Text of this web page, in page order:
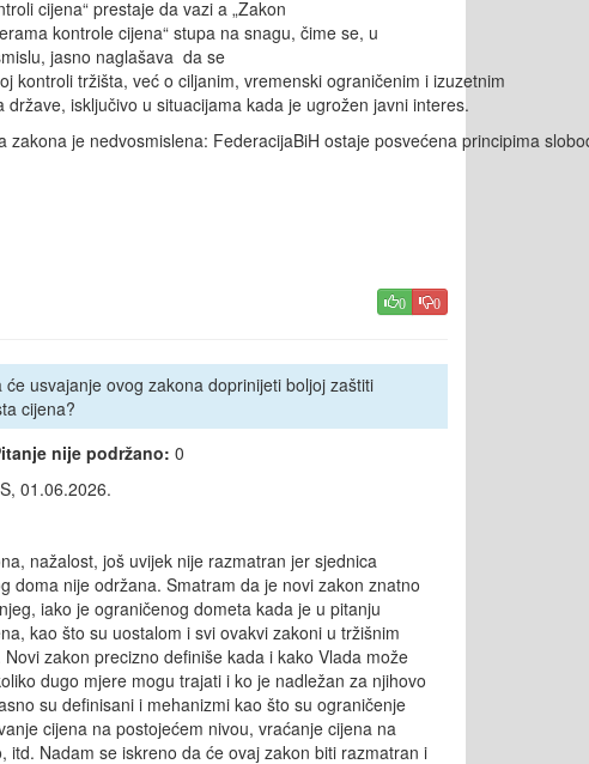
cijena“ prestaje da vazi a „Zakon
kontrole cijena“ stupa na snagu, čime se, u
jasno naglašava da se
kontroli tržišta, većo ciljanim, vremenski ograničenim i izuzetnim
države, isključivo u situacijama kada je ugrožen javni interes.
zakona je nedvosmislena: FederacijaBiH ostaje posvećena principima
0 0
će usvajanje ovog zakona doprinijeti boljoj zaštiti
cijena?
nije podržano: 0
01.06.2026.
nažalost, još uvijek nije razmatran jer sjednica
doma nije održana. Smatram da je novi zakon znatno
iako je ograničenog dometa kada je u pitanju
kao što su uostalom i svi ovakvi zakoni u tržišnim
zakon precizno definiše kada i kako Vlada može
dugo mjere mogu trajati i ko je nadležan za njihovo
su definisani i mehanizmi kao što su ograničenje
cijena na postojećem nivou, vraćanje cijena na
itd. Nadam se iskreno da će ovaj zakon biti razmatran i